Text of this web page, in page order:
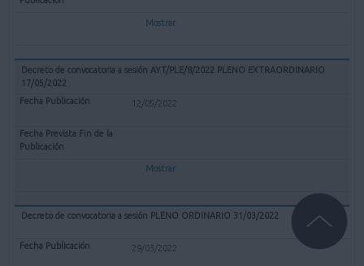
Mostrar
Decreto de convocatoria a sesión AYT/PLE/8/2022 PLENO EXTRAORDINARIO
17/05/2022
12/05/2022
Mostrar
Decreto de convocatoria a sesión PLENO ORDINARIO 31/03/2022
29/03/2022